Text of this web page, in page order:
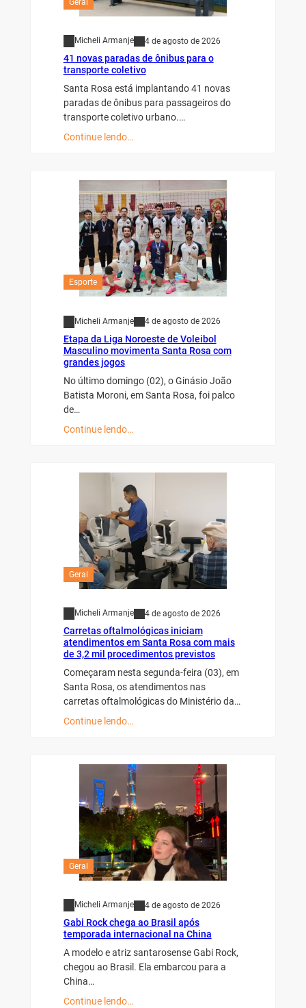
Geral
Micheli Armanje 4 de agosto de 2026
41 novas paradas de ônibus para o
transporte coletivo
Santa Rosa está implantando 41 novas
paradas de ônibus para passageiros do
transporte coletivo urbano.…
Continue lendo…
Esporte
Micheli Armanje 4 de agosto de 2026
Etapa da Liga Noroeste de Voleibol
Masculino movimenta Santa Rosa com
grandes jogos
No último domingo (02), o Ginásio João
Batista Moroni, em Santa Rosa, foi palco
de…
Continue lendo…
Geral
Micheli Armanje 4 de agosto de 2026
Carretas oftalmológicas iniciam
atendimentos em Santa Rosa com mais
de 3,2 mil procedimentos previstos
Começaram nesta segunda-feira (03), em
Santa Rosa, os atendimentos nas
carretas oftalmológicas do Ministério da…
Continue lendo…
Geral
Micheli Armanje 4 de agosto de 2026
Gabi Rock chega ao Brasil após
temporada internacional na China
A modelo e atriz santarosense Gabi Rock,
chegou ao Brasil. Ela embarcou para a
China…
Continue lendo…